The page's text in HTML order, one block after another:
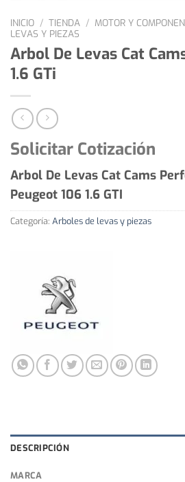
INICIO / TIENDA / MOTOR Y
LEVAS Y PIEZAS
Arbol De Levas Cat
1.6 GTi
Solicitar Cotización
Arbol De Levas Cat Cams
Peugeot 106 1.6 GTI
Categoría: Arboles de levas y piezas
DESCRIPCIÓN
MARCA